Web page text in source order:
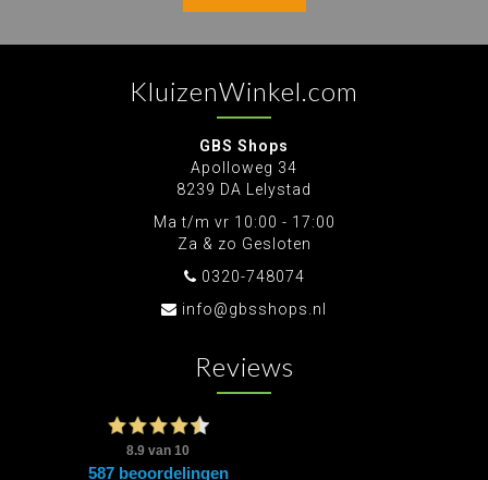
KluizenWinkel.com
GBS Shops
Apolloweg 34
8239 DA Lelystad
Ma t/m vr 10:00 - 17:00
Za & zo Gesloten
0320-748074
info@gbsshops.nl
Reviews